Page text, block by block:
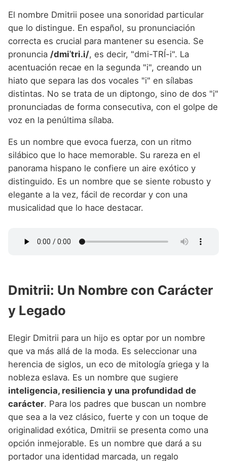
El nombre Dmitrii posee una sonoridad particular
que lo distingue. En español, su pronunciación
correcta es crucial para mantener su esencia. Se
pronuncia /dmiˈtri.i/, es decir, "dmi-TRÍ-i". La
acentuación recae en la segunda "i", creando un
hiato que separa las dos vocales "i" en sílabas
distintas. No se trata de un diptongo, sino de dos "i"
pronunciadas de forma consecutiva, con el golpe de
voz en la penúltima sílaba.
Es un nombre que evoca fuerza, con un ritmo
silábico que lo hace memorable. Su rareza en el
panorama hispano le confiere un aire exótico y
distinguido. Es un nombre que se siente robusto y
elegante a la vez, fácil de recordar y con una
musicalidad que lo hace destacar.
Dmitrii: Un Nombre con Carácter
y Legado
Elegir Dmitrii para un hijo es optar por un nombre
que va más allá de la moda. Es seleccionar una
herencia de siglos, un eco de mitología griega y la
nobleza eslava. Es un nombre que sugiere
inteligencia, resiliencia y una profundidad de
carácter. Para los padres que buscan un nombre
que sea a la vez clásico, fuerte y con un toque de
originalidad exótica, Dmitrii se presenta como una
opción inmejorable. Es un nombre que dará a su
portador una identidad marcada, un regalo